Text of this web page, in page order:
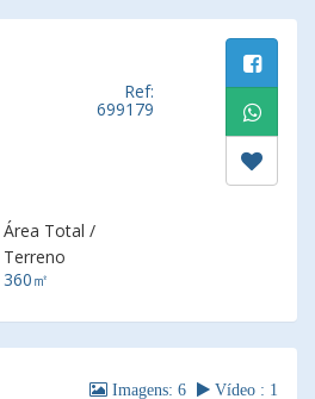
Ref:
699179
Área Total /
Terreno
360㎡
Imagens: 6 Vídeo : 1